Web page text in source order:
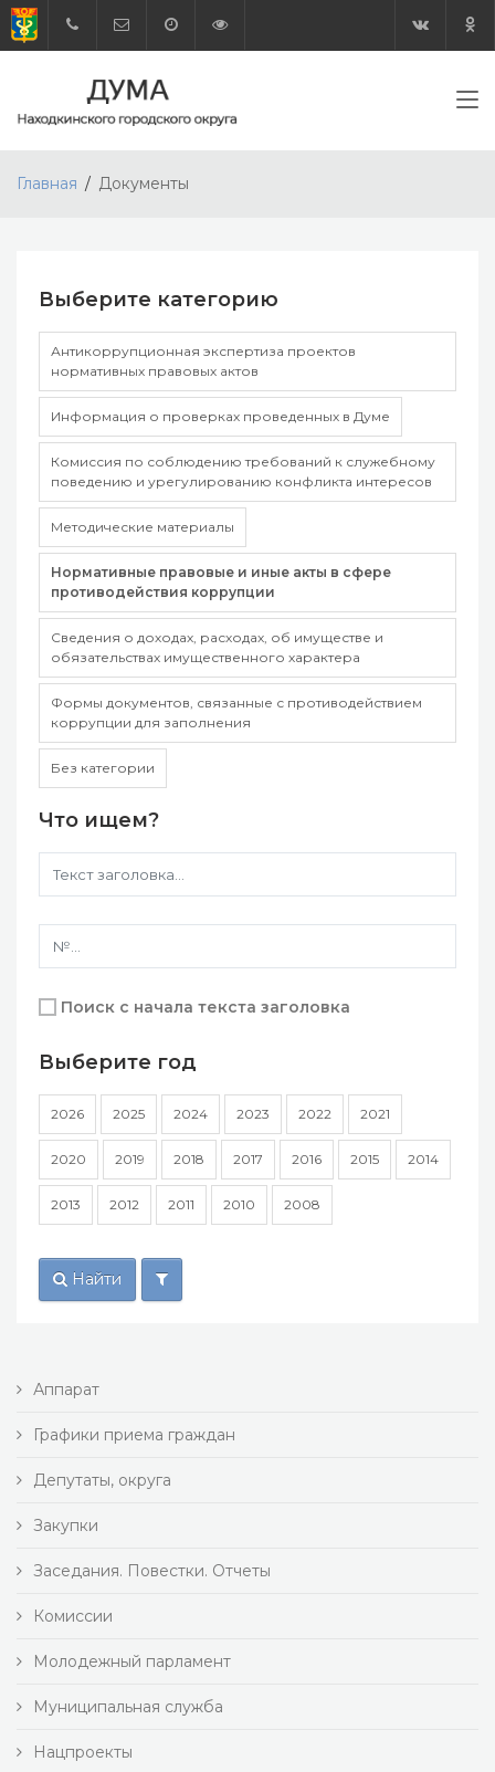
Главная Документы
Выберите категорию
Антикоррупционная экспертиза проектов
нормативных правовых актов
Информация о проверках проведенных в Думе
Комиссия по соблюдению требований к служебному
поведению и урегулированию конфликта интересов
Методические материалы
Нормативные правовые и иные акты в сфере
противодействия коррупции
Сведения о доходах, расходах, об имуществе и
обязательствах имущественного характера
Формы документов, связанные с противодействием
коррупции для заполнения
Без категории
Что ищем?
Поиск с начала текста заголовка
Выберите год
2026 2025 2024 2023 2022 2021
2020 2019 2018 2017 2016 2015 2014
2013 2012 2011 2010 2008
Найти
Аппарат
Графики приема граждан
Депутаты, округа
Закупки
Заседания. Повестки. Отчеты
Комиссии
Молодежный парламент
Муниципальная служба
Нацпроекты